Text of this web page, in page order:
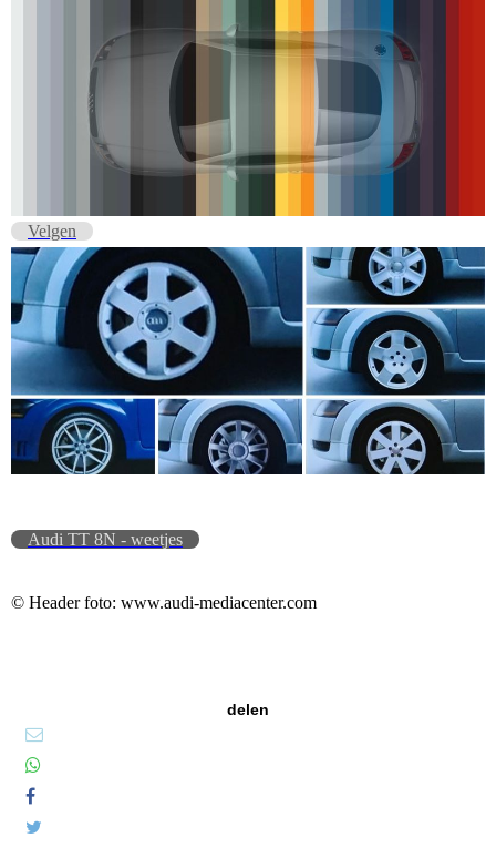
Velgen
Audi TT 8N - weetjes
© Header foto: www.audi-mediacenter.com
delen